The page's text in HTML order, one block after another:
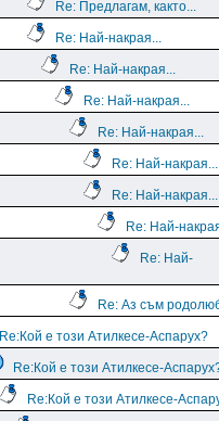
Re: Предлагам, както...
Re: Най-накрая...
Re: Най-накрая...
Re: Най-накрая...
Re: Най-накрая...
Re: Най-накрая...
Re: Най-накрая...
Re: Най-
Re: Най-
Re: Аз съм
Re:Кой е този Атилкесе-Аспарух?
Re:Кой е този Атилкесе-
Re:Кой е този Атилкесе-